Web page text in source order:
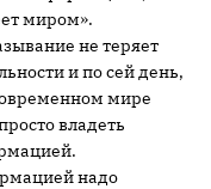
миром».
не теряет
и по сей день,
мире
владеть
надо